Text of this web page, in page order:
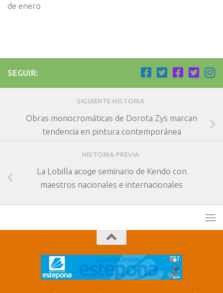
de enero
SEGUIR:
SIGUIENTE HISTORIA
Obras monocromáticas de Dorota Zys marcan
tendencia en pintura contemporánea
HISTORIA PREVIA
La Lobilla acoge seminario de Kendo con
maestros nacionales e internacionales